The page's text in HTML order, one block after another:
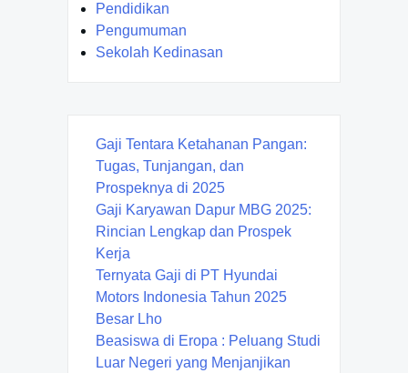
Pendidikan
Pengumuman
Sekolah Kedinasan
Gaji Tentara Ketahanan Pangan:
Tugas, Tunjangan, dan
Prospeknya di 2025
Gaji Karyawan Dapur MBG 2025:
Rincian Lengkap dan Prospek
Kerja
Ternyata Gaji di PT Hyundai
Motors Indonesia Tahun 2025
Besar Lho
Beasiswa di Eropa : Peluang Studi
Luar Negeri yang Menjanjikan